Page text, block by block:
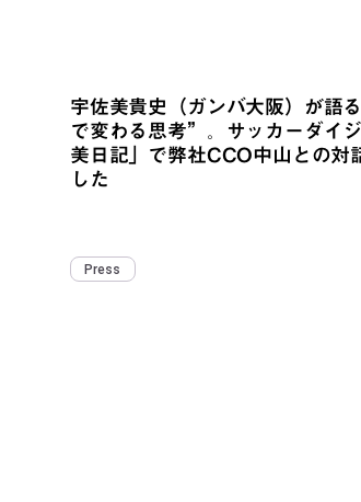
宇佐美貴史（ガンバ大阪）が語
で変わる思考”。サッカーダイ
美日記」で弊社CCO中山との対
した
Press